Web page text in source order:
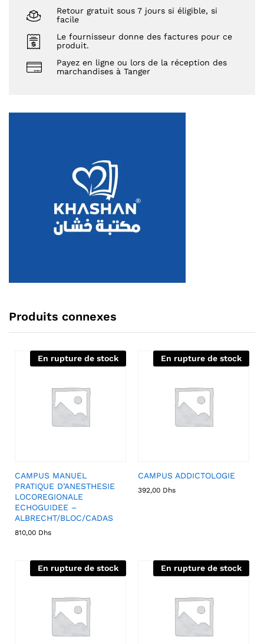
Retour gratuit sous 7 jours si éligible, si
facile
Le fournisseur donne des factures pour ce
produit.
Payez en ligne ou lors de la réception des
marchandises à Tanger
Produits connexes
En rupture de stock
CAMPUS MANUEL
PRATIQUE D’ANESTHESIE
LOCOREGIONALE
ECHOGUIDEE –
ALBRECHT/BLOC/CADAS
810,00 Dhs
En rupture de stock
CAMPUS ADDICTOLOGIE
392,00 Dhs
En rupture de stock En rupture de stock